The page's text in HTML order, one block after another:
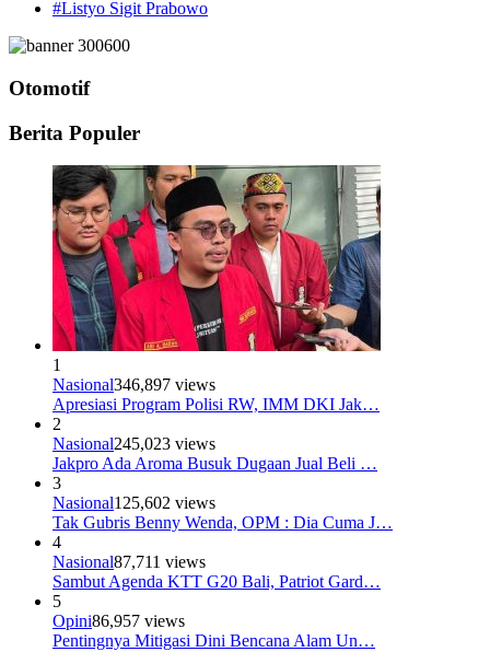
#Listyo Sigit Prabowo
Otomotif
Berita Populer
1
Nasional346,897 views
Apresiasi Program Polisi RW, IMM DKI Jak…
2
Nasional245,023 views
Jakpro Ada Aroma Busuk Dugaan Jual Beli …
3
Nasional125,602 views
Tak Gubris Benny Wenda, OPM : Dia Cuma J…
4
Nasional87,711 views
Sambut Agenda KTT G20 Bali, Patriot Gard…
5
Opini86,957 views
Pentingnya Mitigasi Dini Bencana Alam Un…